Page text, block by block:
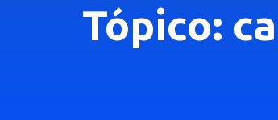
Tópico: